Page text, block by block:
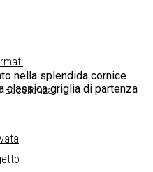
Eccellenza
nella splendida cornice
classica griglia di partenza